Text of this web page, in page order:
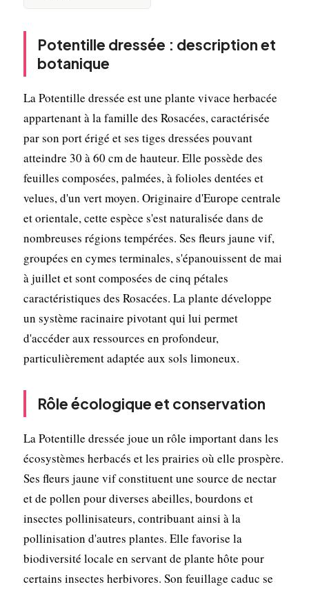
Potentille dressée : description et
botanique
La Potentille dressée est une plante vivace herbacée
appartenant à la famille des Rosacées, caractérisée
par son port érigé et ses tiges dressées pouvant
atteindre 30 à 60 cm de hauteur. Elle possède des
feuilles composées, palmées, à folioles dentées et
velues, d'un vert moyen. Originaire d'Europe centrale
et orientale, cette espèce s'est naturalisée dans de
nombreuses régions tempérées. Ses fleurs jaune vif,
groupées en cymes terminales, s'épanouissent de mai
à juillet et sont composées de cinq pétales
caractéristiques des Rosacées. La plante développe
un système racinaire pivotant qui lui permet
d'accéder aux ressources en profondeur,
particulièrement adaptée aux sols limoneux.
Rôle écologique et conservation
La Potentille dressée joue un rôle important dans les
écosystèmes herbacés et les prairies où elle prospère.
Ses fleurs jaune vif constituent une source de nectar
et de pollen pour diverses abeilles, bourdons et
insectes pollinisateurs, contribuant ainsi à la
pollinisation d'autres plantes. Elle favorise la
biodiversité locale en servant de plante hôte pour
certains insectes herbivores. Son feuillage caduc se